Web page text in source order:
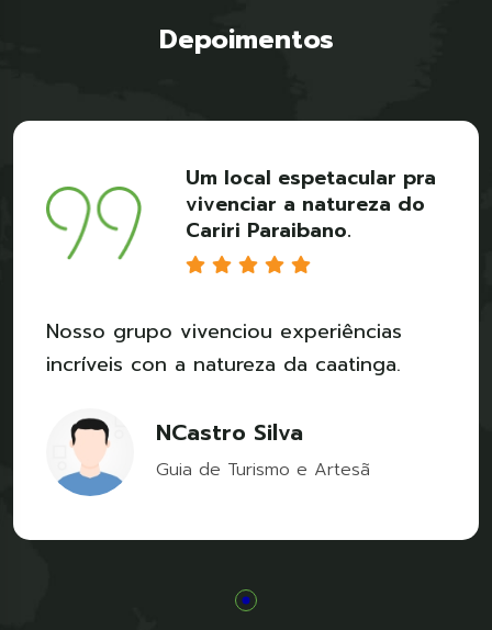
Depoimentos
Um local espetacular pra
vivenciar a natureza do
Cariri Paraibano.
Nosso grupo vivenciou experiências
incríveis con a natureza da caatinga.
NCastro Silva
Guia de Turismo e Artesã